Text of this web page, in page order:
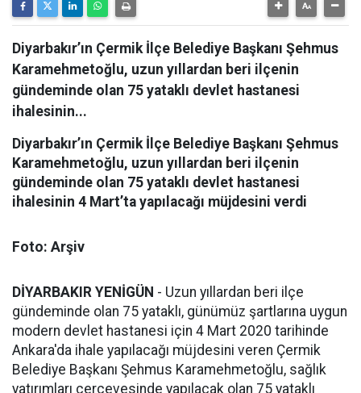
Diyarbakır’ın Çermik İlçe Belediye Başkanı Şehmus
Karamehmetoğlu, uzun yıllardan beri ilçenin
gündeminde olan 75 yataklı devlet hastanesi
ihalesinin...
Diyarbakır’ın Çermik İlçe Belediye Başkanı Şehmus
Karamehmetoğlu, uzun yıllardan beri ilçenin
gündeminde olan 75 yataklı devlet hastanesi
ihalesinin 4 Mart’ta yapılacağı müjdesini verdi
Foto: Arşiv
DİYARBAKIR YENİGÜN - Uzun yıllardan beri ilçe
gündeminde olan 75 yataklı, günümüz şartlarına uygun
modern devlet hastanesi için 4 Mart 2020 tarihinde
Ankara'da ihale yapılacağı müjdesini veren Çermik
Belediye Başkanı Şehmus Karamehmetoğlu, sağlık
yatırımları çerçevesinde yapılacak olan 75 yataklı